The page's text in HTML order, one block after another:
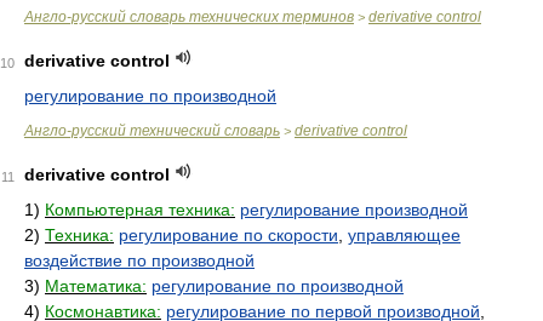
Англо-русский словарь технических терминов > derivative control
10
derivative control
регулирование по производной
Англо-русский технический словарь > derivative control
11
derivative control
1) Компьютерная техника: регулирование производной
2) Техника: регулирование по скорости управляющее
воздействие по производной
3) Математика: регулирование по производной
4) Космонавтика: регулирование по первой производной